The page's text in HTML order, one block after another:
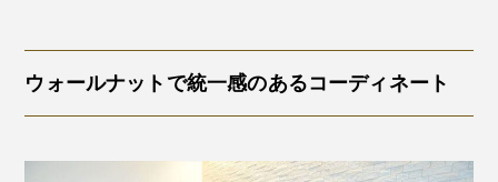
ウォールナットで統一感のあるコーディネート